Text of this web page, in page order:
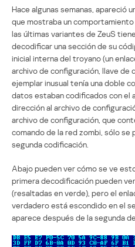
Hace algunas semanas, apareció
que mostraba un comportamiento
las últimas variantes de ZeuS
decodificar una sección de su
inicial interna del troyano (un
archivo de configuración, llave de
ejemplar inusual tenía una doble
datos estaban codificados con el
dirección al archivo de
archivo de configuración, que
comando de la red zombi, sólo se
segunda codificación.
Abajo pueden ver cómo se ve
primera decodificación pueden
(resaltadas en verde), pero el
verdadero está escondido en el
aparece después de la segunda